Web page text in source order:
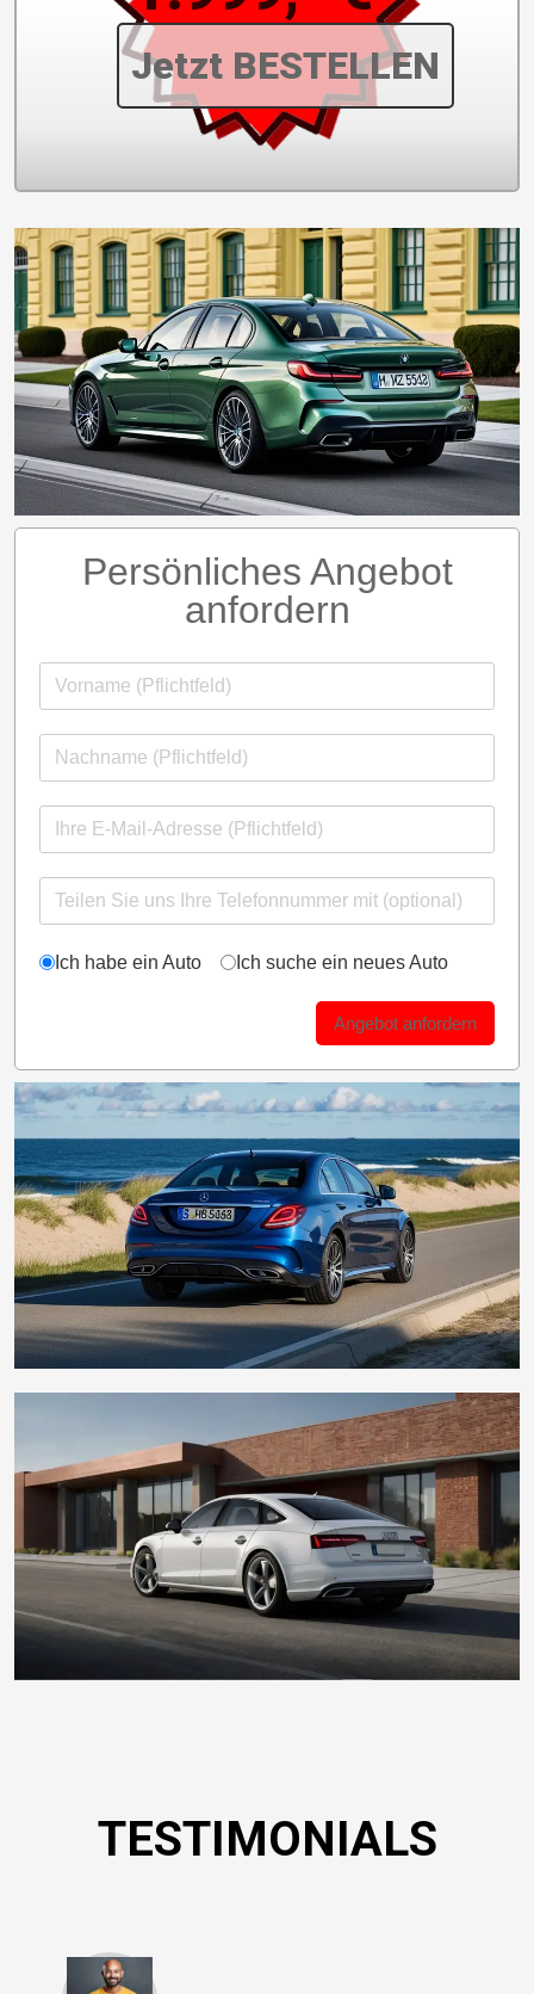
Jetzt BESTELLEN
Persönliches Angebot
anfordern
Ich habe ein Auto Ich suche ein neues Auto
Angebot anfordern
TESTIMONIALS